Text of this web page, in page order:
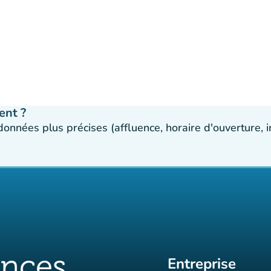
?
plus précises (affluence, horaire
Entreprise